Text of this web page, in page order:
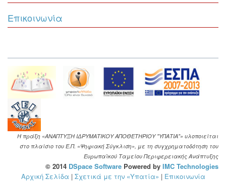
Επικοινωνία
Η πράξη «ΑΝΑΠΤΥΞΗ ΙΔΡΥΜΑΤΙΚΟΥ ΑΠΟΘΕΤΗΡΙΟΥ "ΥΠΑΤΙΑ"» υλοποιείται
στο πλαίσιο του Ε.Π. «Ψηφιακή Σύγκλιση», με τη συγχρηματοδότηση του
Ευρωπαϊκού Ταμείου Περιφερειακής Ανάπτυξης
© 2014 DSpace Software Powered by IMC Technologies
Αρχική Σελίδα | Σχετικά με την «Υπατία» | Επικοινωνία